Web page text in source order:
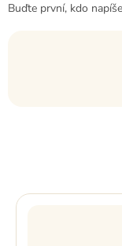
Buďte první, kdo